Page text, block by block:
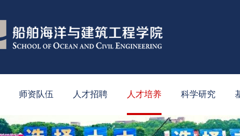
师资队伍 人才招聘 人才培养 科学研究